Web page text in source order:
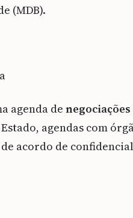
(MDB).
agenda de negociações
agendas com
de acordo de